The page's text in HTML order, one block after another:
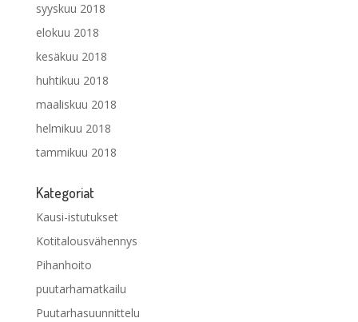
syyskuu 2018
elokuu 2018
kesäkuu 2018
huhtikuu 2018
maaliskuu 2018
helmikuu 2018
tammikuu 2018
Kategoriat
Kausi-istutukset
Kotitalousvähennys
Pihanhoito
puutarhamatkailu
Puutarhasuunnittelu